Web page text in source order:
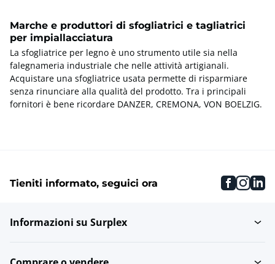
Marche e produttori di sfogliatrici e tagliatrici
per impiallacciatura
La sfogliatrice per legno è uno strumento utile sia nella
falegnameria industriale che nelle attività artigianali.
Acquistare una sfogliatrice usata permette di risparmiare
senza rinunciare alla qualità del prodotto. Tra i principali
fornitori è bene ricordare DANZER, CREMONA, VON BOELZIG.
Tieniti informato, seguici ora
Informazioni su Surplex